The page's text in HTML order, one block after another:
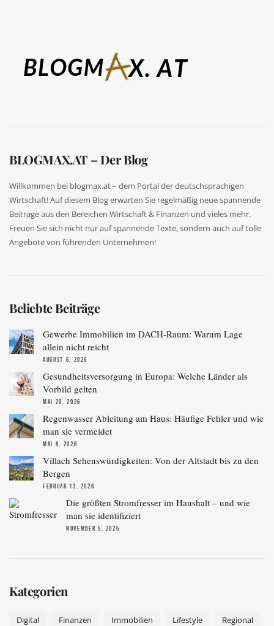
BLOGMAX.AT – Der Blog
Willkommen bei blogmax.at – dem Portal der deutschsprachigen
Wirtschaft! Auf diesem Blog erwarten Sie regelmäßig neue spannende
Beitrage aus den Bereichen Wirtschaft & Finanzen und vieles mehr.
Freuen Sie sich nicht nur auf spannende Texte, sondern auch auf tolle
Angebote von führenden Unternehmen!
Beliebte Beiträge
Gewerbe Immobilien im DACH-Raum: Warum Lage
allein nicht reicht
AUGUST 6, 2026
Gesundheitsversorgung in Europa: Welche Länder als
Vorbild gelten
MAI 20, 2026
Regenwasser Ableitung am Haus: Häufige Fehler und wie
man sie vermeidet
MAI 8, 2026
Villach Sehenswürdigkeiten: Von der Altstadt bis zu den
Bergen
FEBRUAR 13, 2026
Die größten Stromfresser im Haushalt – und wie
man sie identifiziert
NOVEMBER 5, 2025
Kategorien
Digital Finanzen Immobilien Lifestyle Regional